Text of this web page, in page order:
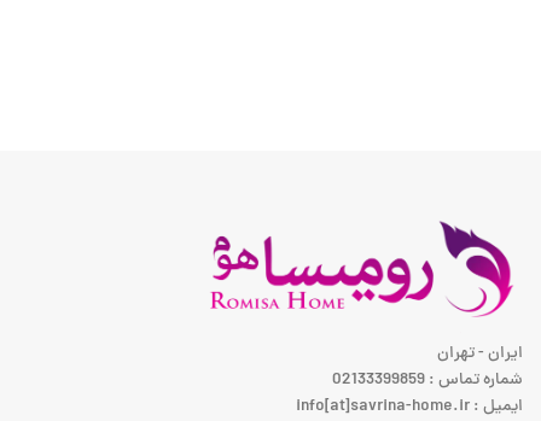
ایران - تهران
شماره تماس : 02133399859
ایمیل : info[at]savrina-home.ir